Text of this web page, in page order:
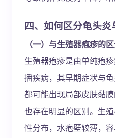
四、如何区分龟头
（一）与生殖器疱疹的
生殖器疱疹是由单纯疱
播疾病，其早期症状与
都可能出现局部皮肤黏
也存在明显的区别。生
性分布，水疱壁较薄，